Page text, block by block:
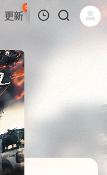
更新
63
热榜 APP